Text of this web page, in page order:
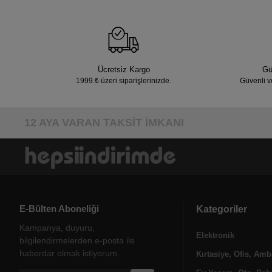
Ücretsiz Kargo
1999.₺ üzeri siparişlerinizde. Güvenli
12 AYA VARAN TAKSİT İMKANI
E-Bülten Aboneliği
Kampanya, duyuru,
bilgilendirmelerden e-posta ile
haberdar olmak istiyorum.
Kategoriler
Elektronik
Kırtasiye, Ofis,